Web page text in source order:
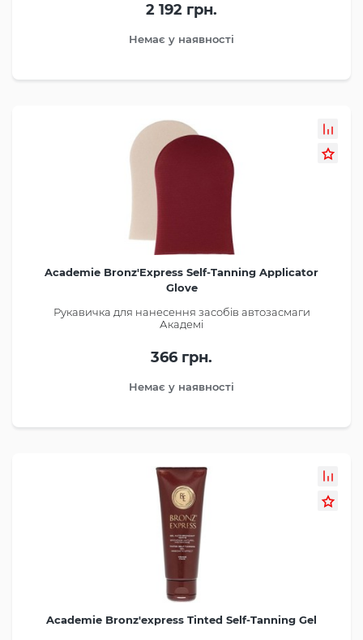
2 192 грн.
Немає у наявності
Academie Bronz'Express Self-Tanning Applicator
Glove
Рукавичка для нанесення засобів автозасмаги
Академі
366 грн.
Немає у наявності
Academie Bronz'express Tinted Self-Tanning Gel